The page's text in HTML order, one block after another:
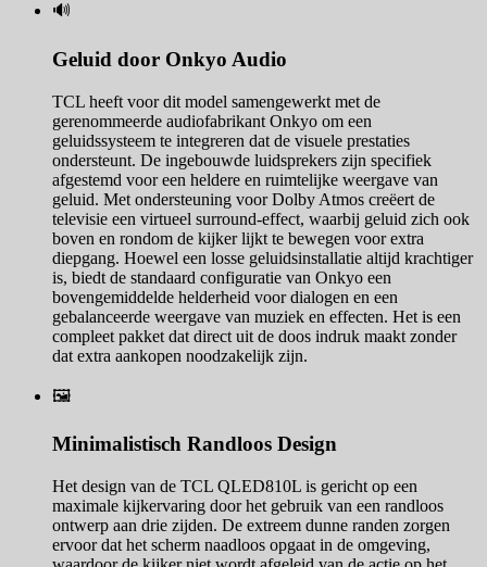
🔊
Geluid door Onkyo Audio
TCL heeft voor dit model samengewerkt met de
gerenommeerde audiofabrikant Onkyo om een
geluidssysteem te integreren dat de visuele prestaties
ondersteunt. De ingebouwde luidsprekers zijn specifiek
afgestemd voor een heldere en ruimtelijke weergave van
geluid. Met ondersteuning voor Dolby Atmos creëert de
televisie een virtueel surround-effect, waarbij geluid zich ook
boven en rondom de kijker lijkt te bewegen voor extra
diepgang. Hoewel een losse geluidsinstallatie altijd krachtiger
is, biedt de standaard configuratie van Onkyo een
bovengemiddelde helderheid voor dialogen en een
gebalanceerde weergave van muziek en effecten. Het is een
compleet pakket dat direct uit de doos indruk maakt zonder
dat extra aankopen noodzakelijk zijn.
🖼️
Minimalistisch Randloos Design
Het design van de TCL QLED810L is gericht op een
maximale kijkervaring door het gebruik van een randloos
ontwerp aan drie zijden. De extreem dunne randen zorgen
ervoor dat het scherm naadloos opgaat in de omgeving,